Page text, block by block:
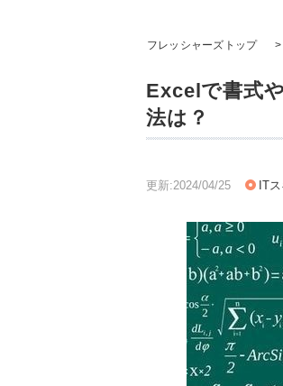
フレッシャーズトップ >
Excelで書式
法は？
更新:2024/04/25 IT